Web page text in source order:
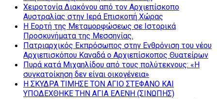
Χειροτονία Διακόνου από τον Αρχιεπίσκοπο
Αυστραλίας στην Ιερά Επισκοπή Χώρας
Η Εορτή της Μεταμορφώσεως σε Ιστορικά
Προσκυνήματα της Μεσσηνίας.
Πατριαρχικός Εκπρόσωπος στην Ενθρόνιση του νέου
Αρχιεπισκόπου Καναδά ο Αρχιεπίσκοπος Θυατείρων
Πυρά κατά Μιχαηλίδου από τους πολύτεκνους: «Η
συγκατοίκηση δεν είναι οικογένεια»
Η ΣΚΥΔΡΑ ΤΙΜΗΣΕ ΤΟΝ ΑΓΙΟ ΣΤΕΦΑΝΟ ΚΑΙ
ΥΠΟΔΕΧΘΗΚΕ ΤΗΝ ΑΓΙΑ ΕΛΕΝΗ (ΣΙΝΩΠΗΣ)